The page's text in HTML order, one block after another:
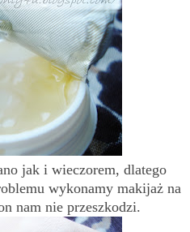
jak i wieczorem, dlatego
wykonamy makijaż na
nam nie przeszkodzi.